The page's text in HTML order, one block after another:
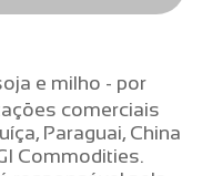
e milho - por
comerciais
Paraguai, China
Commodities.